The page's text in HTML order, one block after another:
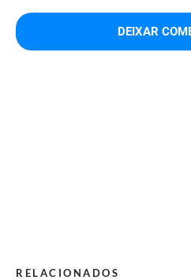
RELACIONADOS